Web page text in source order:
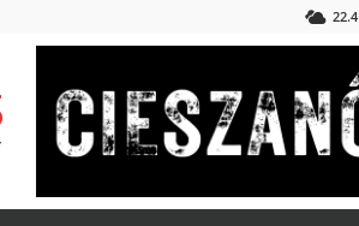
22.4